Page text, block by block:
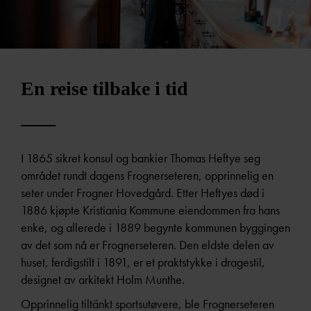
En reise tilbake i tid
I 1865 sikret konsul og bankier Thomas Heftye seg
området rundt dagens Frognerseteren, opprinnelig en
seter under Frogner Hovedgård. Etter Heftyes død i
1886 kjøpte Kristiania Kommune eiendommen fra hans
enke, og allerede i 1889 begynte kommunen byggingen
av det som nå er Frognerseteren. Den eldste delen av
huset, ferdigstilt i 1891, er et praktstykke i dragestil,
designet av arkitekt Holm Munthe.
Opprinnelig tiltänkt sportsutøvere, ble Frognerseteren